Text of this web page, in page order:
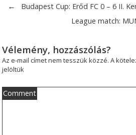
←
Budapest Cup: Erőd FC 0 – 6 II.
League match:
Vélemény, hozzászólás?
Az e-mail címet nem tesszük közzé. A
jelöltük
Comment